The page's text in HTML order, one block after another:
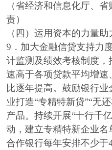
（省经济和信息化厅、
责）
（四）运用资本的力量助
9．加大金融信贷支持力
计监测及绩效考核制度
速高于各项贷款平均增
比逐年提高。鼓励银行
业打造“专精特新贷”“无
产品。持续开展“十行千
动，建立专精特新企业
合作银行每年安排不少于